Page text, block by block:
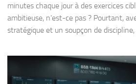
minutes chaque jour à des exercices
ambitieuse, n’est-ce pas ? Pourtant,
stratégique et un soupçon de discipline,